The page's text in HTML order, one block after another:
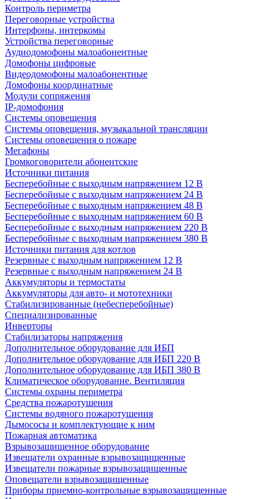
Контроль периметра
Переговорные устройства
Интерфоны, интеркомы
Устройства переговорные
Аудиодомофоны малоабонентные
Домофоны цифровые
Видеодомофоны малоабонентные
Домофоны координатные
Модули сопряжения
IP-домофония
Системы оповещения
Системы оповещения, музыкальной трансляции
Системы оповещения о пожаре
Мегафоны
Громкоговорители абонентские
Источники питания
Бесперебойные с выходным напряжением 12 В
Бесперебойные с выходным напряжением 24 В
Бесперебойные с выходным напряжением 48 В
Бесперебойные с выходным напряжением 60 В
Бесперебойные с выходным напряжением 220 В
Бесперебойные с выходным напряжением 380 В
Источники питания для котлов
Резервные с выходным напряжением 12 В
Резервные с выходным напряжением 24 В
Аккумуляторы и термостаты
Аккумуляторы для авто- и мототехники
Стабилизированные (небесперебойные)
Специализированные
Инверторы
Стабилизаторы напряжения
Дополнительное оборудование для ИБП
Дополнительное оборудование для ИБП 220 В
Дополнительное оборудование для ИБП 380 В
Климатическое оборудование. Вентиляция
Системы охраны периметра
Средства пожаротушения
Системы водяного пожаротушения
Дымососы и комплектующие к ним
Пожарная автоматика
Взрывозащищенное оборудование
Извещатели охранные взрывозащищенные
Извещатели пожарные взрывозащищенные
Оповещатели взрывозащищенные
Приборы приемно-контрольные взрывозащищенные